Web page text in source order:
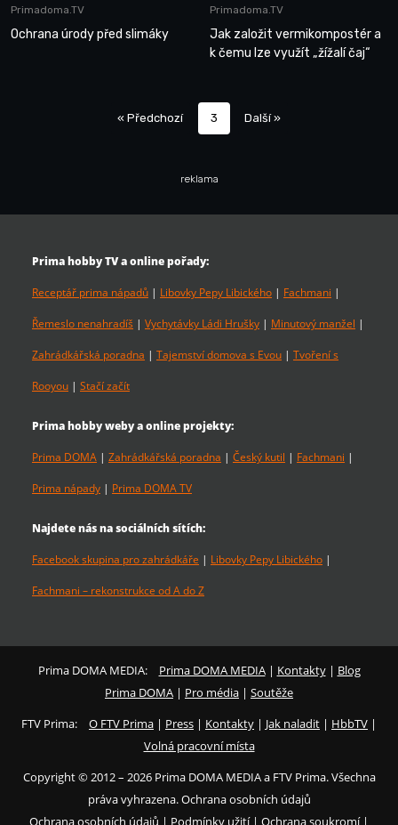
Primadoma.TV
Ochrana úrody před slimáky
Primadoma.TV
Jak založit vermikompostér a
k čemu lze využít „žížalí čaj“
« Předchozí 3 Další »
reklama
Prima hobby TV a online pořady:
Receptář prima nápadů | Libovky Pepy Libického | Fachmani |
Řemeslo nenahradíš | Vychytávky Ládi Hrušky | Minutový manžel |
Zahrádkářská poradna | Tajemství domova s Evou | Tvoření s
Rooyou | Stačí začít
Prima hobby weby a online projekty:
Prima DOMA | Zahrádkářská poradna | Český kutil | Fachmani |
Prima nápady | Prima DOMA TV
Najdete nás na sociálních sítích:
Facebook skupina pro zahrádkáře | Libovky Pepy Libického |
Fachmani – rekonstrukce od A do Z
Prima DOMA MEDIA: Prima DOMA MEDIA| Kontakty| Blog
Prima DOMA | Pro média | Soutěže
FTV Prima:
O FTV Prima | Press | Kontakty | Jak naladit | HbbTV |
Volná pracovní místa
Copyright © 2012 – 2026 Prima DOMA MEDIA a FTV Prima. Všechna
práva vyhrazena. Ochrana osobních údajů
Ochrana osobních údajů | Podmínky užití| Ochrana soukromí|